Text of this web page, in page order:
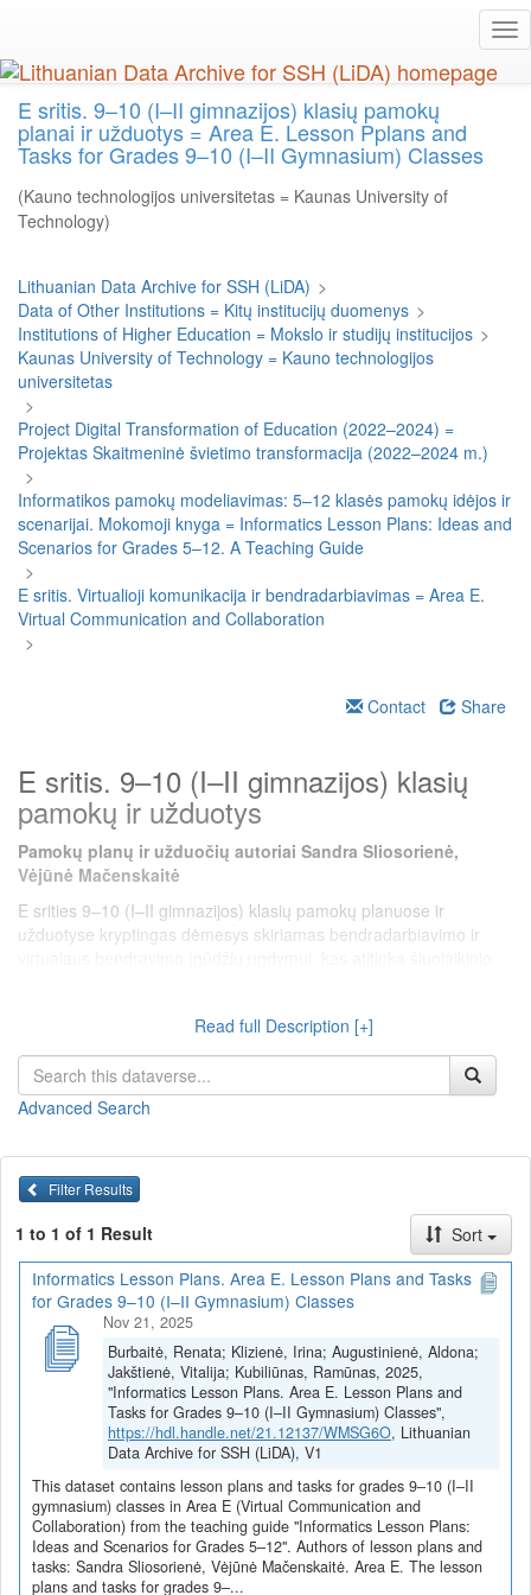
main
content
E sritis. 9–10 (I–II gimnazijos) klasių pamokų
planai ir užduotys = Area E. Lesson Pplans and
Tasks for Grades 9–10 (I–II Gymnasium) Classes
(Kauno technologijos universitetas = Kaunas University of
Technology)
Lithuanian Data Archive for SSH (LiDA) >
Data of Other Institutions = Kitų institucijų duomenys >
Institutions of Higher Education = Mokslo ir studijų institucijos >
Kaunas University of Technology = Kauno technologijos
universitetas
>
Project Digital Transformation of Education (2022–2024) =
Projektas Skaitmeninė švietimo transformacija (2022–2024 m.)
>
Informatikos pamokų modeliavimas: 5–12 klasės pamokų idėjos ir
scenarijai. Mokomoji knyga = Informatics Lesson Plans: Ideas and
Scenarios for Grades 5–12. A Teaching Guide
>
E sritis. Virtualioji komunikacija ir bendradarbiavimas = Area E.
Virtual Communication and Collaboration
>
Contact Share
E sritis. 9–10 (I–II gimnazijos) klasių
pamokų ir užduotys
Pamokų planų ir užduočių autoriai Sandra Sliosorienė,
Vėjūnė Mačenskaitė
E srities 9–10 (I–II gimnazijos) klasių pamokų planuose ir
užduotyse kryptingas dėmesys skiriamas bendradarbiavimo ir
atskleidžiami sinchroninio ir asinchroninio bendravimo formatai,
priemonės bei jų pritaikymas įvairiuose kontekstuose, ugdomas
mokinių gebėjimas naudoti skaitmenines priemones atsakingai ir
tikslingai bendradarbiavimo kontekstuose bei stiprinamas jų
Pamokų planai ir užduotys(juos galiteperžiūrėtiarbaparsisiųsti
viename dokumente)
Tinklinis bendradarbiavimas (Sandra Sliosorienė)
Tinklinio bendradarbiavimo priemonių pasirinkimas (Sandra
Sliosorienė)
Praktikos darbas „Bendradarbiavimas naudojant Google
priemonę“ (Sandra Sliosorienė)
Sinchroninis ir asinchroninis bendravimas ir
bendradarbiavimas, 1 pamoka (Vėjūnė Mačenskaitė)
Sinchroninis ir asinchroninis bendravimas ir
bendradarbiavimas, 2 pamoka (Vėjūnė Mačenskaitė)
Sinchroninio ir asinchroninio bendravimo ir
bendradarbiavimo priemonių pasirinkimas (Vėjūnė
Mačenskaitė)
Praktikos darbas panaudojant pasirinktas sinchroninio ir
asinchroninio bendravimo ir bendradarbiavimo priemones
(Vėjūnė Mačenskaitė)
Visi E srities pamokų planai ir užduotys
Read full Description [+]
Advanced Search
Filter Results
1 to 1 of 1 Result
Sort
Informatics Lesson Plans. Area E. Lesson Plans and Tasks
for Grades 9–10 (I–II Gymnasium) Classes
Nov 21, 2025
Burbaitė, Renata; Klizienė, Irina; Augustinienė, Aldona;
Jakštienė, Vitalija; Kubiliūnas, Ramūnas, 2025,
"Informatics Lesson Plans. Area E. Lesson Plans and
Tasks for Grades 9–10 (I–II Gymnasium) Classes",
https://hdl.handle.net/21.12137/WMSG6O, Lithuanian
Data Archive for SSH (LiDA), V1
This dataset contains lesson plans and tasks for grades 9–10 (I–II
gymnasium) classes in Area E (Virtual Communication and
Collaboration) from the teaching guide "Informatics Lesson Plans:
Ideas and Scenarios for Grades 5–12". Authors of lesson plans and
tasks: Sandra Sliosorienė, Vėjūnė Mačenskaitė. Area E. The lesson
plans and tasks for grades 9–...